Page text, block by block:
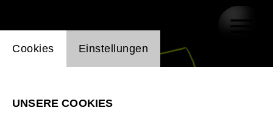
Einstellung Website Cookie
Cookies Einstellungen
UNSERE COOKIES